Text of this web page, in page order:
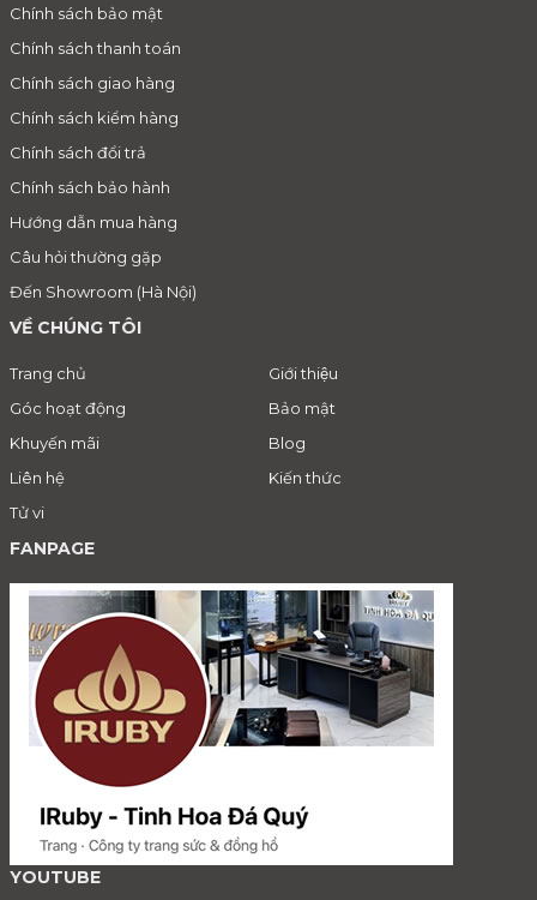
Chính sách bảo mật
Chính sách thanh toán
Chính sách giao hàng
Chính sách kiểm hàng
Chính sách đổi trả
Chính sách bảo hành
Hướng dẫn mua hàng
Câu hỏi thường gặp
Đến Showroom (Hà Nội)
VỀ CHÚNG TÔI
Trang chủ
Giới thiệu
Góc hoạt động
Bảo mật
Khuyến mãi
Blog
Liên hệ
Kiến thức
Tử vi
FANPAGE
YOUTUBE